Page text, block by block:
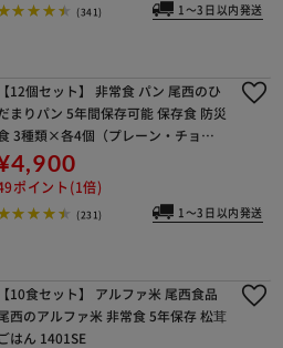
(341) 1～3日以内発送
【12個セット】 非常食 パン 尾西のひ
まりパン 5年間保存可能 保存食 防災
3種類×各4個（プレーン・チョ
・メープル ）
ポイント(1倍)
(231) 1～3日以内発送
【10食セット】 アルファ米 尾西食品
西のアルファ米 非常食 5年保存 松茸
ごはん 1401SE